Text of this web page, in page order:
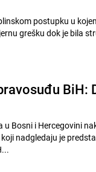
postupku u
grešku dok je bila
BiH:
Bosni i Hercegovini
nadgledaju je